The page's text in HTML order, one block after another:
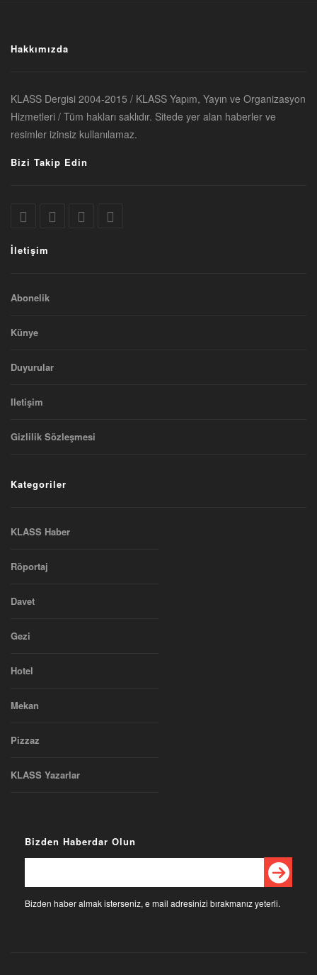
Hakkımızda
KLASS Dergisi 2004-2015 / KLASS Yapım, Yayın ve Organizasyon
Hizmetleri / Tüm hakları saklıdır. Sitede yer alan haberler ve
resimler izinsiz kullanılamaz.
Bizi Takip Edin
İletişim
Abonelik
Künye
Duyurular
Iletişim
Gizlilik Sözleşmesi
Kategoriler
KLASS Haber
Röportaj
Davet
Gezi
Hotel
Mekan
Pizzaz
KLASS Yazarlar
Bizden Haberdar Olun
Bizden haber almak isterseniz, e mail adresinizi bırakmanız yeterli.